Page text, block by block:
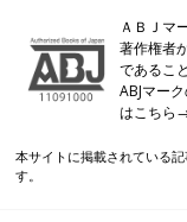
生後9カ月から
ＡＢＪマ
著作権者
であるこ
ABJマー
はこち
本サイトに掲載されている
す。